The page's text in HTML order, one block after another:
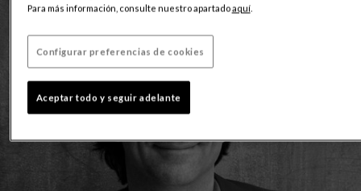
Para más información, consulte nuestro apartadoaquí.
Configurar preferencias de cookies
Aceptar todo y seguir adelante